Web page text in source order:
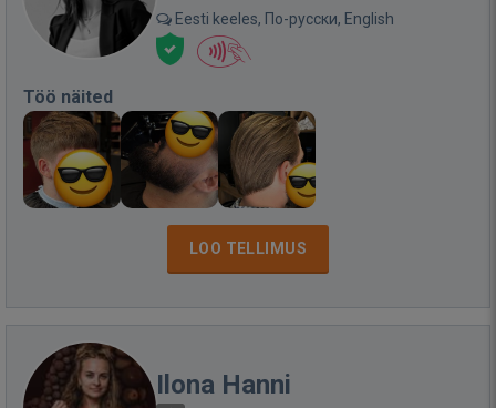
Eesti keeles, По-русски, English
Töö näited
LOO TELLIMUS
Ilona Hanni